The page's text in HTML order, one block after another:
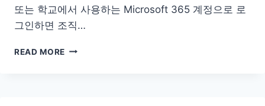
또는 학교에서 사용하는 Microsoft 365 계정으로 로
그인하면 조직…
READ MORE TEAMS